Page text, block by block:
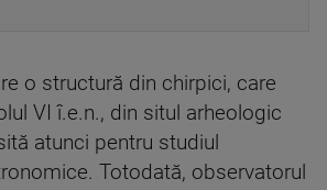
o structură din chirpici, care
VI î.e.n., din situl arheologic
atunci pentru studiul
Totodată, observatorul